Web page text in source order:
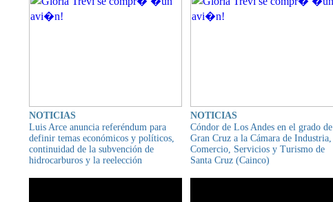
NOTICIAS
Luis Arce anuncia referéndum para
definir temas económicos y políticos,
continuidad de la subvención de
hidrocarburos y la reelección
NOTICIAS
Cóndor de Los Andes en el grado de
Gran Cruz a la Cámara de Industria,
Comercio, Servicios y Turismo de
Santa Cruz (Cainco)